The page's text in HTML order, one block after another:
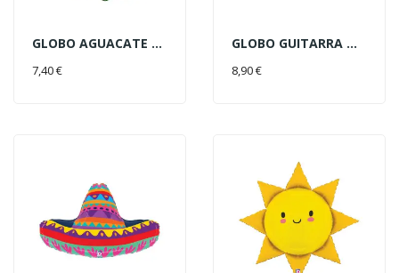
GLOBO AGUACATE KAWAII 52X60CM
7,40 €
GLOBO GUITARRA MEJICANA 89CM
8,90 €